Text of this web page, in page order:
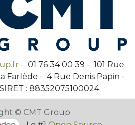
- 01 76 34 00 39 - 101 Rue
Farlède - 4 Rue Denis Papin -
: 88352075100024
© CMT Group